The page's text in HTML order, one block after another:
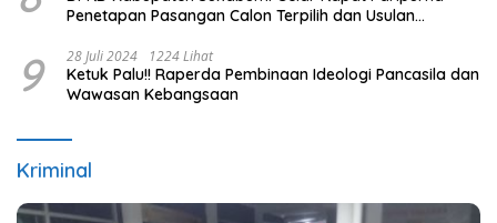
Penetapan Pasangan Calon Terpilih dan Usulan
9 28 Juli 2024 1224 Lihat
Ketuk Palu!! Raperda Pembinaan Ideologi Pancasila dan
Wawasan Kebangsaan
Kriminal